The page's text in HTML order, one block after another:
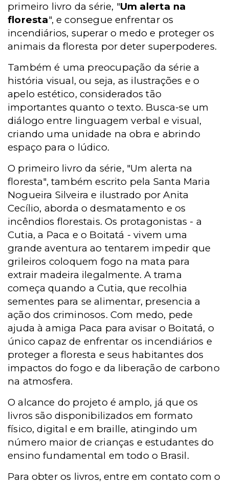
primeiro livro da série, "Um alerta na
floresta", e consegue enfrentar os
incendiários, superar o medo e proteger os
animais da floresta por deter superpoderes.
Também é uma preocupação da série a
história visual, ou seja, as ilustrações e o
apelo estético, considerados tão
importantes quanto o texto. Busca-se um
diálogo entre linguagem verbal e visual,
criando uma unidade na obra e abrindo
espaço para o lúdico.
O primeiro livro da série, "Um alerta na
floresta", também escrito pela Santa Maria
Nogueira Silveira e ilustrado porAnita
Cecílio, aborda o desmatamento e os
incêndios florestais. Os protagonistas - a
Cutia, a Paca e o Boitatá - vivem uma
grande aventura ao tentarem impedir que
grileiros coloquem fogo na mata para
extrair madeira ilegalmente. A trama
começa quando a Cutia, que recolhia
sementes para se alimentar, presencia a
ação dos criminosos. Com medo, pede
ajuda à amiga Paca para avisar o Boitatá, o
único capaz de enfrentar os incendiários e
proteger a floresta e seus habitantes dos
impactos do fogo e da liberação de carbono
na atmosfera.
O alcance do projeto é amplo, já que os
livros são disponibilizados em formato
físico, digital e em braille, atingindo um
número maior de crianças e estudantes do
ensino fundamental em todo o Brasil.
Para obter os livros, entre em contato com o